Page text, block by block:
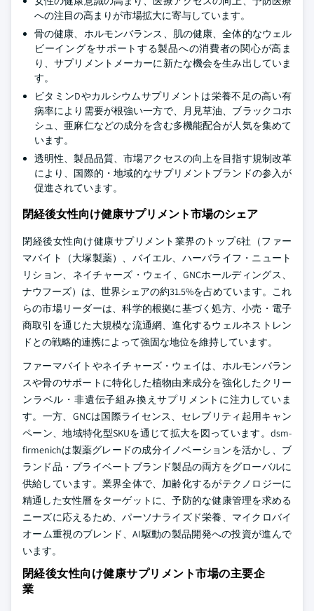
への注目の高まりが市場拡大に寄与しています。
骨の健康、ホルモンバランス、肌の健康、全体的なウェル
ビーイングをサポートする製品への消費者の関心が高ま
り、サプリメントメーカーに新たな機会を生み出していま
す。
ビタミンDやカルシウムサプリメントは栄養不足の高い有
病率により需要が根強い一方で、月見草油、ブラックコホ
シュ、亜麻仁などの成分を含む多機能配合が人気を集めて
います。
透明性、製品品質、市場アクセスの向上を目指す規制改革
により、国際的・地域的なサプリメントブランドの参入が
促進されています。
閉経後女性向け健康サプリメント市場のシェア
閉経後女性向け健康サプリメント業界のトップ6社（ファー
マバイト（大塚製薬）、バイエル、ハーバライフ・ニュート
リション、ネイチャーズ・ウェイ、GNCホールディングス、
ナウフーズ）は、世界シェアの約31.5%を占めています。これ
らの市場リーダーは、科学的根拠に基づく処方、小売・電子
商取引を通じた大規模な流通網、進化するウェルネストレン
ドとの戦略的連携によって強固な地位を維持しています。
ファーマバイトやネイチャーズ・ウェイは、ホルモンバラン
スや骨のサポートに特化した植物由来成分を強化したクリー
ンラベル・非遺伝子組み換えサプリメントに注力していま
す。一方、GNCは国際ライセンス、セレブリティ起用キャン
ペーン、地域特化型SKUを通じて拡大を図っています。dsm-
firmenichは製薬グレードの成分イノベーションを活かし、ブ
ランド品・プライベートブランド製品の両方をグローバルに
供給しています。業界全体で、加齢化するがテクノロジーに
精通した女性層をターゲットに、予防的な健康管理を求める
ニーズに応えるため、パーソナライズド栄養、マイクロバイ
オーム重視のブレンド、AI駆動の製品開発への投資が進んで
います。
閉経後女性向け健康サプリメント市場の主要企
業